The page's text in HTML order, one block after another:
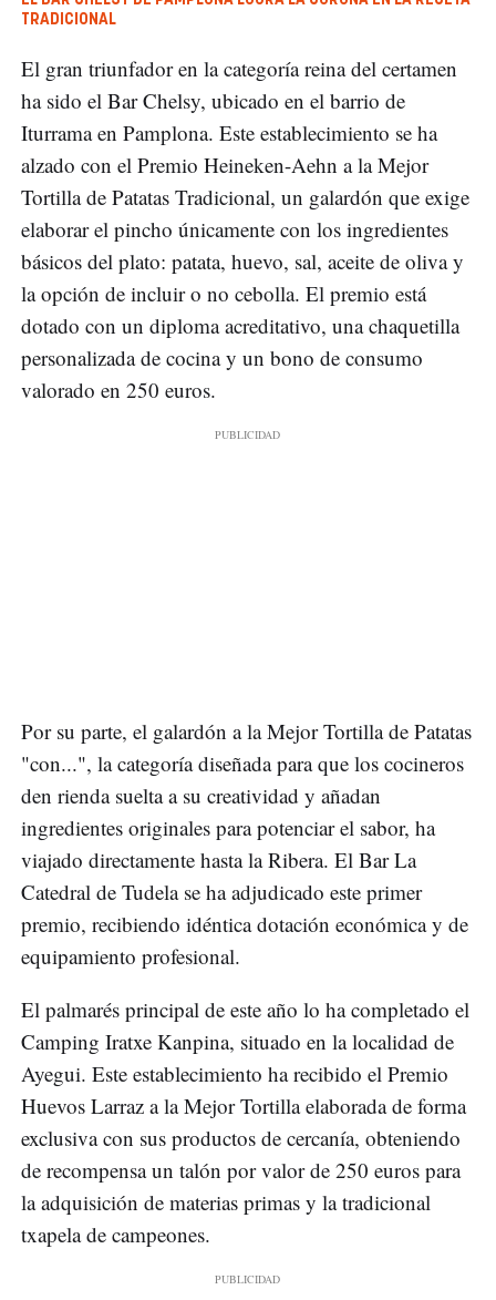
TRADICIONAL
El gran triunfador en la categoría reina del certamen
ha sido el Bar Chelsy, ubicado en el barrio de
Iturrama en Pamplona. Este establecimiento se ha
alzado con el Premio Heineken-Aehn a la Mejor
Tortilla de Patatas Tradicional, un galardón que exige
elaborar el pincho únicamente con los ingredientes
básicos del plato: patata, huevo, sal, aceite de oliva y
la opción de incluir o no cebolla. El premio está
dotado con un diploma acreditativo, una chaquetilla
personalizada de cocina y un bono de consumo
valorado en 250 euros.
Por su parte, el galardón a la Mejor Tortilla de Patatas
"con...", la categoría diseñada para que los cocineros
den rienda suelta a su creatividad y añadan
ingredientes originales para potenciar el sabor, ha
viajado directamente hasta la Ribera. El Bar La
Catedral de Tudela se ha adjudicado este primer
premio, recibiendo idéntica dotación económica y de
equipamiento profesional.
El palmarés principal de este año lo ha completado el
Camping Iratxe Kanpina, situado en la localidad de
Ayegui. Este establecimiento ha recibido el Premio
Huevos Larraz a la Mejor Tortilla elaborada de forma
exclusiva con sus productos de cercanía, obteniendo
de recompensa un talón por valor de 250 euros para
la adquisición de materias primas y la tradicional
txapela de campeones.